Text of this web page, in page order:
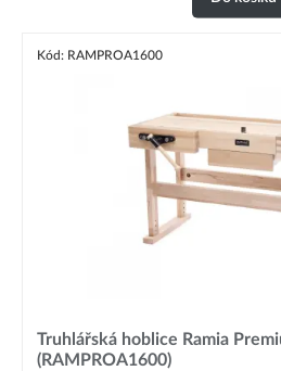
Kód: RAMPROA1600
Truhlářská hoblice Ramia
(RAMPROA1600)